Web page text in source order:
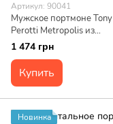
Артикул: 90041
Мужское портмоне Tony
Perotti Metropolis из
натуральной кожи 3506
(90041) Camel
1 474 грн
Купить
Новинка